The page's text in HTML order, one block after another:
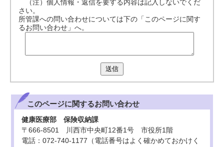
（注）個人情報・返信を要する内容は記入しないでくだ
さい。
所管課への問い合わせについては下の「このページに関す
るお問い合わせ」へ。
送信
このページに関するお問い合わせ
健康医療部 保険収納課
〒666-8501 川西市中央町12番1号 市役所1階
電話：072-740-1177（電話番号はよく確かめておかけく